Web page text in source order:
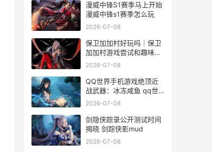
漫威中锋S1赛季马上开始
漫威中锋s1赛季怎么玩
2026-07-08
保卫加加村好玩吗｜保卫
加加村游戏尝试和趣味性
深度解析 保卫村庄的游戏
2026-07-08
QQ世界手机游戏绝顶近
战武器：冰冻咸鱼 qq世
界手机游戏怎么玩
2026-07-08
剑隐侠踪录公开测试时间
揭晓 剑踪侠影mud
2026-07-08